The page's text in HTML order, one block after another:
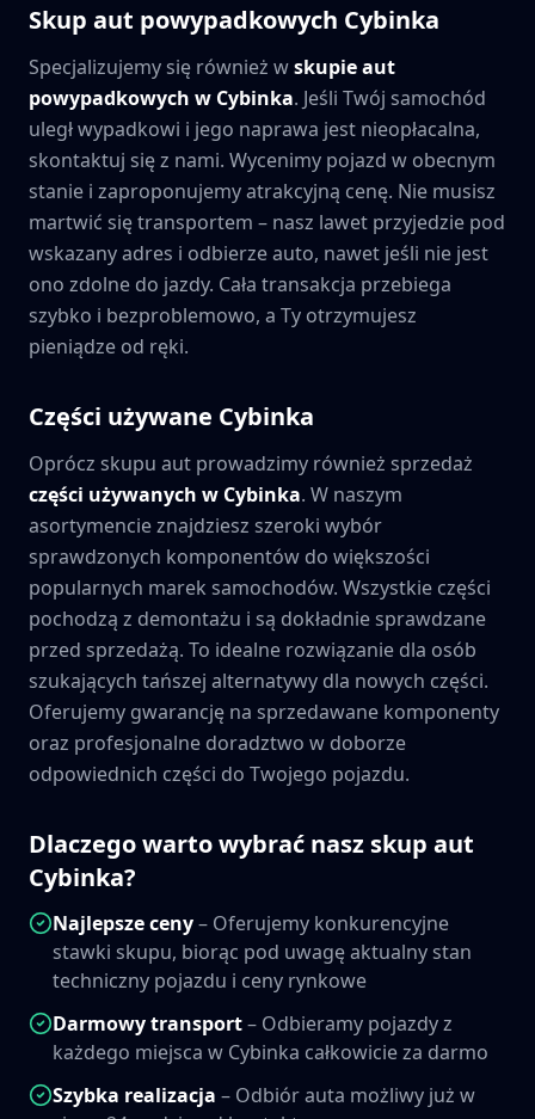
Skup aut powypadkowych Cybinka
Specjalizujemy się również wskupie aut
powypadkowych w Cybinka. Jeśli Twój samochód
uległ wypadkowi i jego naprawa jest nieopłacalna,
skontaktuj się z nami. Wycenimy pojazd w obecnym
stanie i zaproponujemy atrakcyjną cenę. Nie musisz
martwić się transportem – nasz lawet przyjedzie pod
wskazany adres i odbierze auto, nawet jeśli nie jest
ono zdolne do jazdy. Cała transakcja przebiega
szybko i bezproblemowo, a Ty otrzymujesz
pieniądze od ręki.
Części używane Cybinka
Oprócz skupu aut prowadzimy również sprzedaż
części używanych w Cybinka. W naszym
asortymencie znajdziesz szeroki wybór
sprawdzonych komponentów do większości
popularnych marek samochodów. Wszystkie części
pochodzą z demontażu i są dokładnie sprawdzane
przed sprzedażą. To idealne rozwiązanie dla osób
szukających tańszej alternatywy dla nowych części.
Oferujemy gwarancję na sprzedawane komponenty
oraz profesjonalne doradztwo w doborze
odpowiednich części do Twojego pojazdu.
Dlaczego warto wybrać nasz skup aut
Cybinka?
Najlepsze ceny– Oferujemy konkurencyjne
stawki skupu, biorąc pod uwagę aktualny stan
techniczny pojazdu i ceny rynkowe
Darmowy transport– Odbieramy pojazdy z
każdego miejsca w Cybinka całkowicie za darmo
Szybka realizacja – Odbiór auta możliwy już w